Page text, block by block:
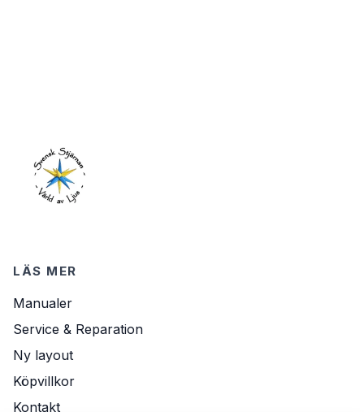
LÄS MER
Manualer
Service & Reparation
Ny layout
Köpvillkor
Kontakt